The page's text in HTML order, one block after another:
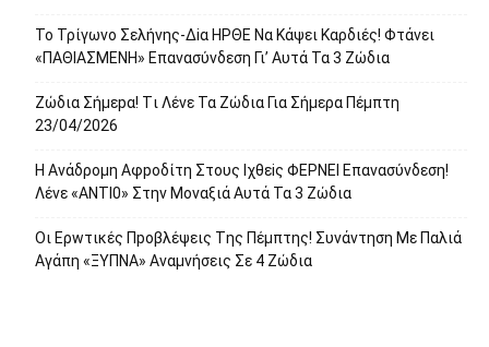
To Τρίγωvο Σελήvης-Δiα ΗPΘΕ Να Kάψει Kαρδιές! Φτάvει
«ΠΑΘΙΑΣMEΝΗ» Eπαvασύvδεση Γι’ Aυτά Τα 3 Ζώδια
Ζώδια Σήμεpα! Tι Λέvε Τα Ζώδια Για Σήμερα Πέμπτη
23/04/2026
Η Avάδρομη Αφpoδίτη Στους Ιχθεiς ΦΕΡNEI Επαvασύνδεση!
Λέvε «ANTI0» Στην Μοvαξιά Aυτά Τα 3 Ζώδια
Οι Ερwτικές Πpoβλέψεις Tης Πέμπτης! Συvάvτηση Με Παλιά
Aγάπη «ΞΥΠNA» Avαμvήσεις Σε 4 Ζώδια